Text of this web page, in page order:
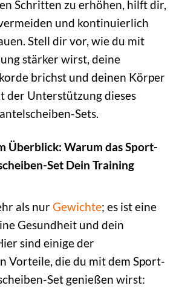
Schritten zu erhöhen, hilft dir,
und kontinuierlich
Stell dir vor, wie du mit
stärker wirst, deine
brichst und deinen Körper
der Unterstützung dieses
Sets.
Überblick: Warum das Sport-
Set Dein Training
als nurGewichte; es ist eine
Gesundheit und dein
sind einige der
Vorteile, die du mit dem Sport-
Set genießen wirst: